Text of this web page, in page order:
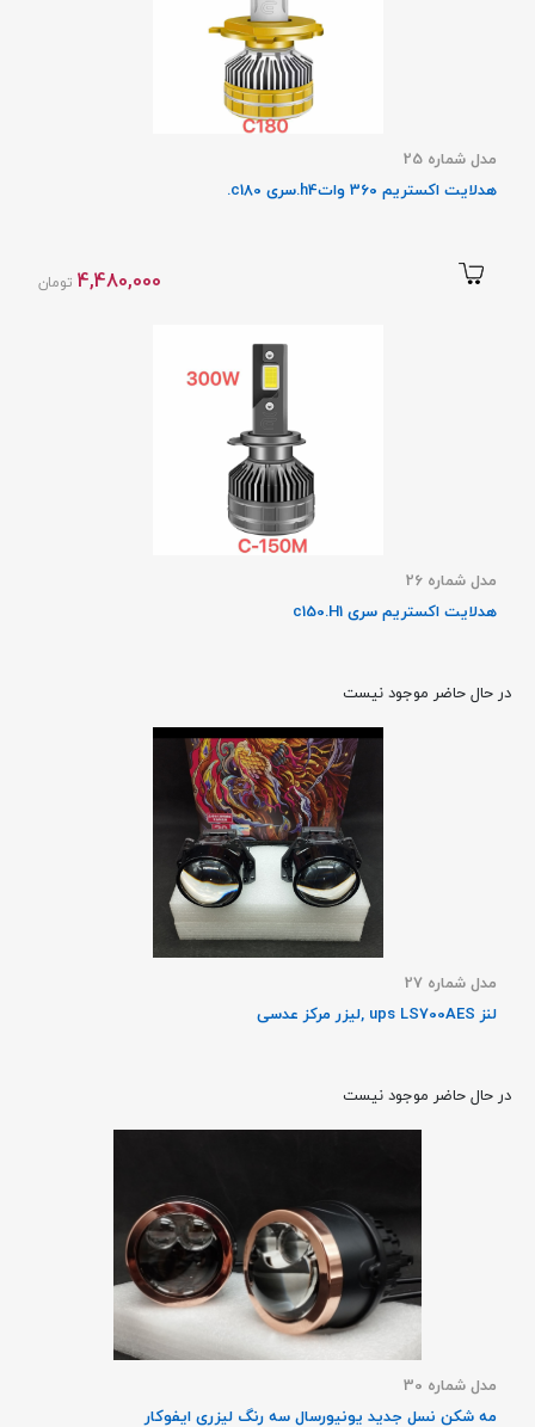
مدل شماره 25
هدلایت اکستریم 360 واتh4.سری c180.
4,480,000 تومان
مدل شماره 26
هدلایت اکستریم سری c150.H1
در حال حاضر موجود نیست
مدل شماره 27
لنز ups LS700AES ,لیزر مرکز عدسی
در حال حاضر موجود نیست
مدل شماره 30
مه شکن نسل جدید یونیورسال سه رنگ لیزری ایفوکار